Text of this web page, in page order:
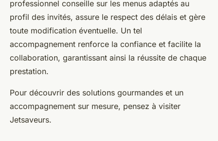
professionnel conseille sur les menus adaptés au
profil des invités, assure le respect des délais et gère
toute modification éventuelle. Un tel
accompagnement renforce la confiance et facilite la
collaboration, garantissant ainsi la réussite de chaque
prestation.
Pour découvrir des solutions gourmandes et un
accompagnement sur mesure, pensez à visiter
Jetsaveurs.